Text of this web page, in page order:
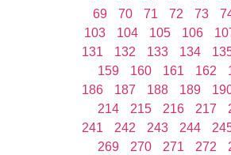
69
70 71 72 73
103
104 105 106
131
132 133 134
159
160 161 162
186
187 188 189
214
215 216 217
241
242 243 244
269
270 271 272